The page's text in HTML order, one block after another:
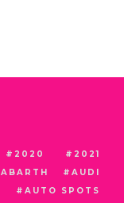
2020
2021
ABARTH
AUDI
AUTO SPOTS